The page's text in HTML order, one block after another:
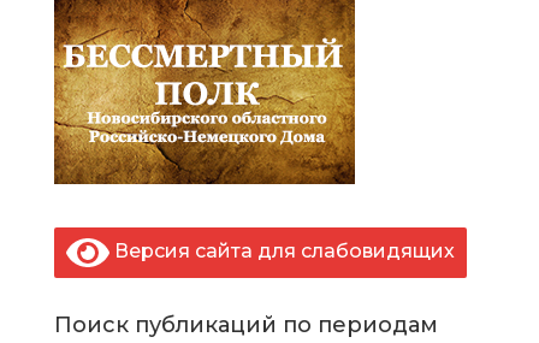
Версия сайта для слабовидящих
Поиск публикаций по периодам